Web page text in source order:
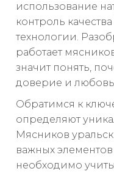
использование
контроль
технологии.
работает
значит понять,
доверие и любовь
Обратимся к
определяют
Мясников
важных
необходимо